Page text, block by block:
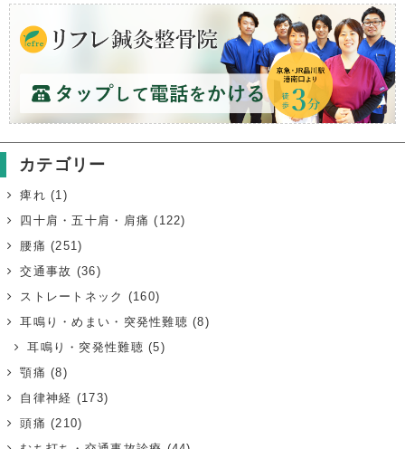
カテゴリー
痺れ (1)
四十肩・五十肩・肩痛 (122)
腰痛 (251)
交通事故 (36)
ストレートネック (160)
耳鳴り・めまい・突発性難聴 (8)
耳鳴り・突発性難聴 (5)
顎痛 (8)
自律神経 (173)
頭痛 (210)